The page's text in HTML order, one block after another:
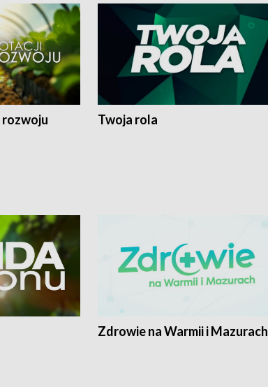
rozwoju Twoja rola
Zdrowie na Warmii i Mazurach